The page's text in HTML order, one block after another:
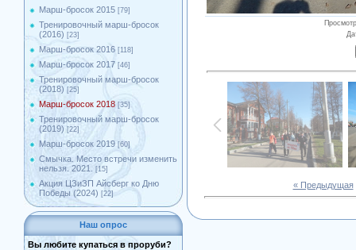
Марш-бросок 2015 [79]
Тренировочный марш-бросок
(2016) [23]
Марш-бросок 2016 [118]
Марш-бросок 2017 [46]
Тренировочный марш-бросок
(2018) [25]
Марш-бросок 2018 [35]
Тренировочный марш-бросок
(2019) [22]
Марш-бросок 2019 [60]
Смычка. Место встречи изменить
нельзя. 2021.
[15]
Акция ЦЗиЗП Айсберг ко Дню
Победы (2024) [22]
Наш опрос
Вы любите купаться в проруби?
« Предыдущая